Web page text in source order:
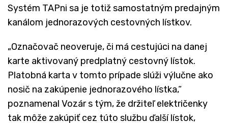
Systém TAPni sa je totiž samostatným predajným
kanálom jednorazových cestovných lístkov.
„Označovač neoveruje, či má cestujúci na danej
karte aktivovaný predplatný cestovný lístok.
Platobná karta v tomto prípade slúži výlučne ako
nosič na zakúpenie jednorazového lístka,“
poznamenal Vozár s tým, že držiteľ električenky
tak môže zakúpiť cez túto službu ďalší lístok,